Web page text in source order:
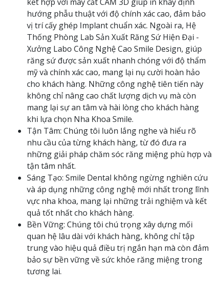
hướng phẫu thuật với độ chính xác cao, đảm bảo
vị trí cấy ghép Implant chuẩn xác. Ngoài ra, Hệ
Thống Phòng Lab Sản Xuất Răng Sứ Hiện Đại -
Xưởng Labo Công Nghệ Cao Smile Design, giúp
răng sứ được sản xuất nhanh chóng với độ thẩm
mỹ và chính xác cao, mang lại nụ cười hoàn hảo
cho khách hàng. Những công nghệ tiên tiến này
không chỉ nâng cao chất lượng dịch vụ mà còn
mang lại sự an tâm và hài lòng cho khách hàng
khi lựa chọn Nha Khoa Smile.
Tận Tâm: Chúng tôi luôn lắng nghe và hiểu rõ
nhu cầu của từng khách hàng, từ đó đưa ra
những giải pháp chăm sóc răng miệng phù hợp và
tận tâm nhất.
Sáng Tạo: Smile Dental không ngừng nghiên cứu
và áp dụng những công nghệ mới nhất trong lĩnh
vực nha khoa, mang lại những trải nghiệm và kết
quả tốt nhất cho khách hàng.
Bền Vững: Chúng tôi chú trọng xây dựng mối
quan hệ lâu dài với khách hàng, không chỉ tập
trung vào hiệu quả điều trị ngắn hạn mà còn đảm
bảo sự bền vững về sức khỏe răng miệng trong
tương lai.